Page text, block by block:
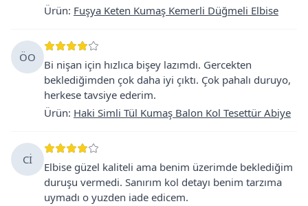
Ürün: Fuşya Keten Kumaş Kemerli Düğmeli Elbise
ÖO
Bi nişan için hızlıca bişey lazımdı. Gercekten
beklediğimden çok daha iyi çıktı. Çok pahalı duruyo,
herkese tavsiye ederim.
Ürün: Haki Simli Tül Kumaş Balon Kol Tesettür Abiye
Cİ
Elbise güzel kaliteli ama benim üzerimde beklediğim
duruşu vermedi. Sanırım kol detayı benim tarzıma
uymadı o yuzden iade edicem.